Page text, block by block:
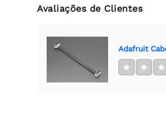
Avaliações de Clientes
Adafruit
★ ★ ★